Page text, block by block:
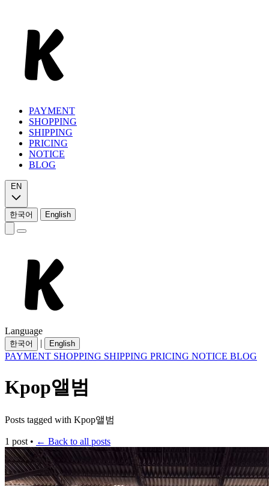
PAYMENT
SHOPPING
SHIPPING
PRICING
NOTICE
BLOG
EN
한국어 English
Language
한국어 | English
PAYMENT SHOPPING SHIPPING PRICING NOTICE BLOG
Kpop앨범
Posts tagged with Kpop앨범
1 post • ← Back to all posts